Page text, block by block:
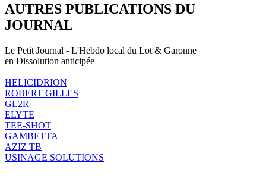
AUTRES PUBLICATIONS DU
JOURNAL
Le Petit Journal - L'Hebdo local du Lot & Garonne
en Dissolution anticipée
HELICIDRION
ROBERT GILLES
GL2R
ELYTE
TEE-SHOT
GAMBETTA
AZIZ TB
USINAGE SOLUTIONS